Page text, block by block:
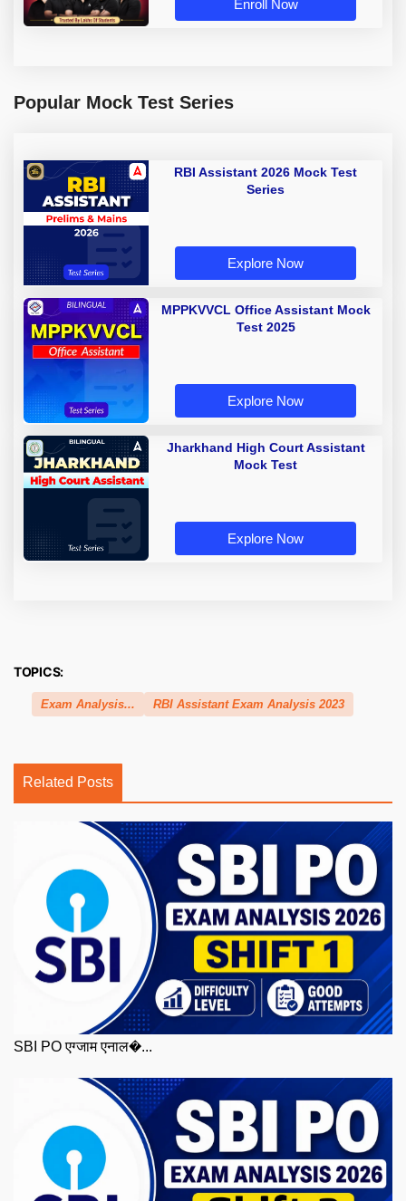
Enroll Now
Popular Mock Test Series
RBI Assistant 2026 Mock Test
Series
Explore Now
MPPKVVCL Office Assistant Mock
Test 2025
Explore Now
Jharkhand High Court Assistant
Mock Test
Explore Now
TOPICS:
Exam Analysis... RBI Assistant Exam Analysis 2023
Related Posts
SBI PO एग्जाम एनाल�...